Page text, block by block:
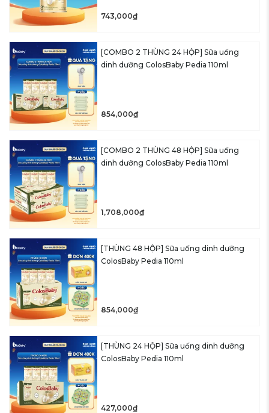
743,000₫
[COMBO 2 THÙNG 24 HỘP] Sữa uống
dinh dưỡng ColosBaby Pedia 110ml
854,000₫
[COMBO 2 THÙNG 48 HỘP] Sữa uống
dinh dưỡng ColosBaby Pedia 110ml
1,708,000₫
[THÙNG 48 HỘP] Sữa uống dinh dưỡng
ColosBaby Pedia 110ml
854,000₫
[THÙNG 24 HỘP] Sữa uống dinh dưỡng
ColosBaby Pedia 110ml
427,000₫